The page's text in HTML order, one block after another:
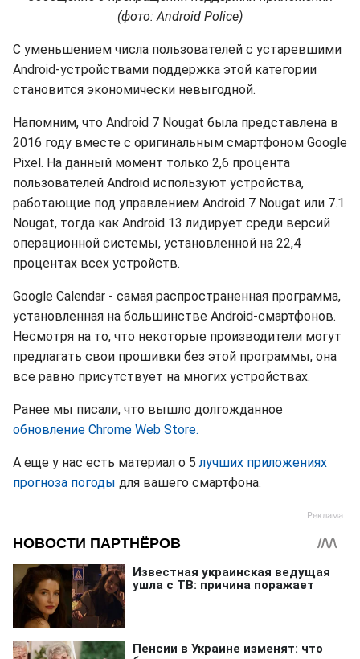
(фото: Android Police)
С уменьшением числа пользователей с устаревшими
Android-устройствами поддержка этой категории
становится экономически невыгодной.
Напомним, что Android 7 Nougat была представлена в
2016 году вместе с оригинальным смартфоном Google
Pixel. На данный момент только 2,6 процента
пользователей Android используют устройства,
работающие под управлением Android 7 Nougat или 7.1
Nougat, тогда как Android 13 лидирует среди версий
операционной системы, установленной на 22,4
процентах всех устройств.
Google Calendar - самая распространенная программа,
установленная на большинстве Android-смартфонов.
Несмотря на то, что некоторые производители могут
предлагать свои прошивки без этой программы, она
все равно присутствует на многих устройствах.
Ранее мы писали, что вышло долгожданное
обновление Chrome Web Store.
А еще у нас есть материал о 5лучших приложениях
прогноза погоды для вашего смартфона.